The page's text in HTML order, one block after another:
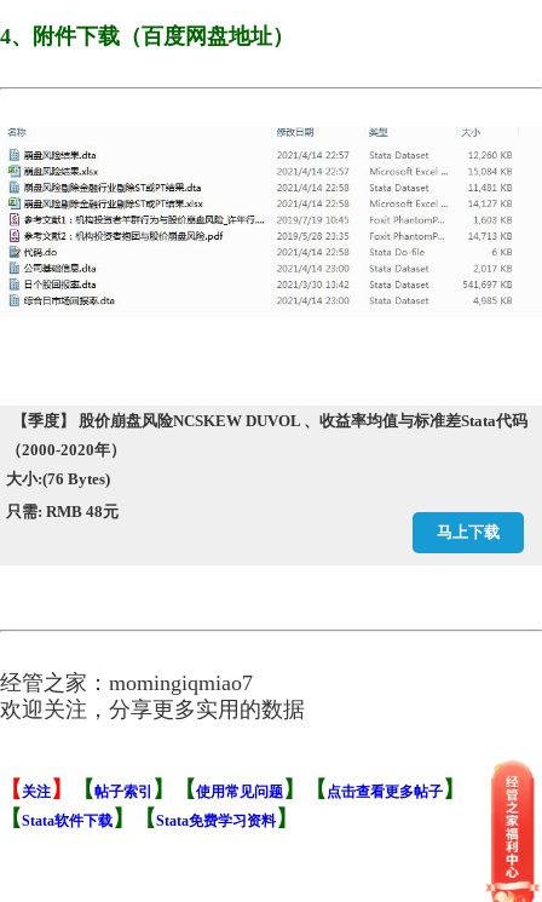
4、附件下载（百度网盘地址）
【季度】 股价崩盘风险NCSKEW DUVOL 、收益率均值与标准差Stata代码
（2000-2020年）
大小:(76 Bytes)
只需: RMB 48元
马上下载
经管之家：momingiqmiao7
欢迎关注，分享更多实用的数据
【 关注 】 【帖子索引 】 【使用常见问题 】 【 点击查看更多帖子 】
【Stata软件下载 】 【Stata免费学习资料 】